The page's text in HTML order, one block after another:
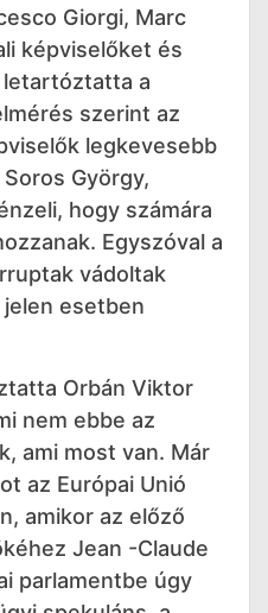
Giorgi, Marc
képviselőket és
a
szerint az
legkevesebb
György,
hogy számára
Egyszóval a
vádoltak
esetben
Orbán Viktor
nem ebbe az
ami most van. Már
az Európai Unió
amikor az előző
Jean -Claude
parlamentbe úgy